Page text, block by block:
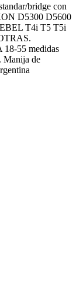
bridge con
D5300 D5600
T4i T5 T5i
55 medidas
Manija de